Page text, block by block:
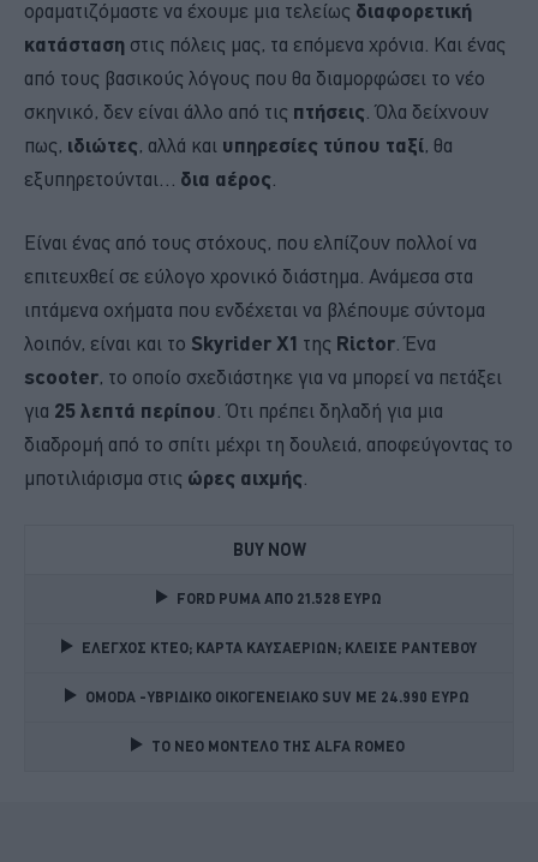
οραματιζόμαστε να έχουμε μια τελείως διαφορετική
κατάσταση στις πόλεις μας, τα επόμενα χρόνια. Και ένας
από τους βασικούς λόγους που θα διαμορφώσει το νέο
σκηνικό, δεν είναι άλλο από τις πτήσεις . Όλα δείχνουν
πως, ιδιώτες, αλλά και υπηρεσίες τύπου ταξί, θα
εξυπηρετούνται… δια αέρος
Είναι ένας από τους στόχους, που ελπίζουν πολλοί να
επιτευχθεί σε εύλογο χρονικό διάστημα. Ανάμεσα στα
ιπτάμενα οχήματα που ενδέχεται να βλέπουμε σύντομα
λοιπόν, είναι και το Skyrider X1 της Rictor . Ένα
scooter, το οποίο σχεδιάστηκε για να μπορεί να πετάξει
για 25 λεπτά περίπου . Ότι πρέπει δηλαδή για μια
διαδρομή από το σπίτι μέχρι τη δουλειά, αποφεύγοντας το
μποτιλιάρισμα στις ώρες αιχμής
BUY NOW
FORD PUMA ΑΠΟ 21.528 ΕΥΡΩ
ΕΛΕΓΧΟΣ ΚΤΕΟ; ΚΑΡΤΑ ΚΑΥΣΑΕΡΙΩΝ; ΚΛΕΙΣΕ ΡΑΝΤΕΒΟΥ
OMODA -ΥΒΡΙΔΙΚΟ ΟΙΚΟΓΕΝΕΙΑΚΟ SUV ME 24.990 ΕΥΡΩ
TO NEO MONTΕΛΟ ΤΗΣ ALFA ROMEO